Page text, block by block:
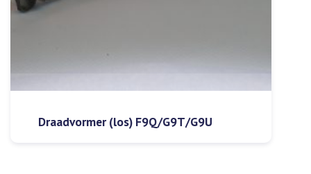
Draadvormer (los) F9Q/G9T/G9U